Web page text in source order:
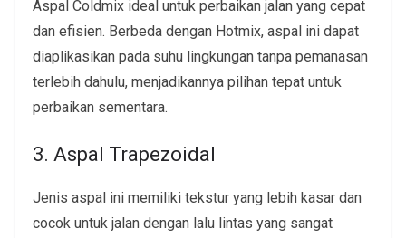
Aspal Coldmix ideal untuk perbaikan jalan yang cepat
dan efisien. Berbeda dengan Hotmix, aspal ini dapat
diaplikasikan pada suhu lingkungan tanpa pemanasan
terlebih dahulu, menjadikannya pilihan tepat untuk
perbaikan sementara.
3. Aspal Trapezoidal
Jenis aspal ini memiliki tekstur yang lebih kasar dan
cocok untuk jalan dengan lalu lintas yang sangat